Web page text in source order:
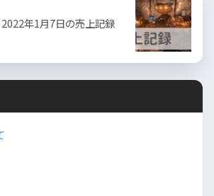
2022年1月7日の売上記録